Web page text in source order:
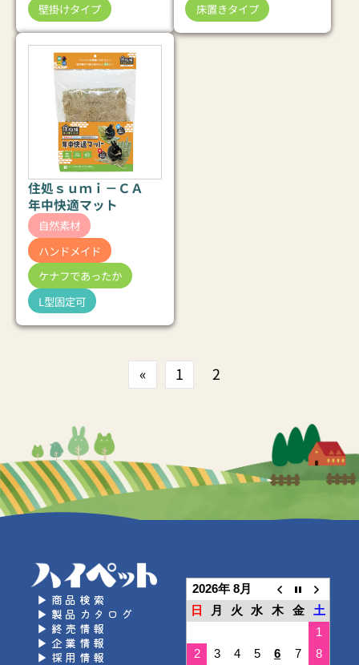
壁掛けタイプ
床置きタイプ
住処ｓｕｍｉ－ＣＡ
年中快適マット
自然素材
ハンドメイド
ケナフであったか
L型固定可
« 1 2
▶商品検索
▶製品カタログ
▶終売情報
▶企業情報
▶採用情報
2026年 8月
日
月 火 水 木 金
土
1
2
3 4 5 6 7 8